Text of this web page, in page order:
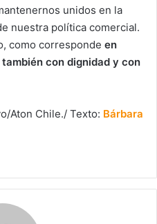
unidos en la
nuestra política comercial.
como corresponde en
con dignidad y con
Aton Chile./ Texto: Bárbara